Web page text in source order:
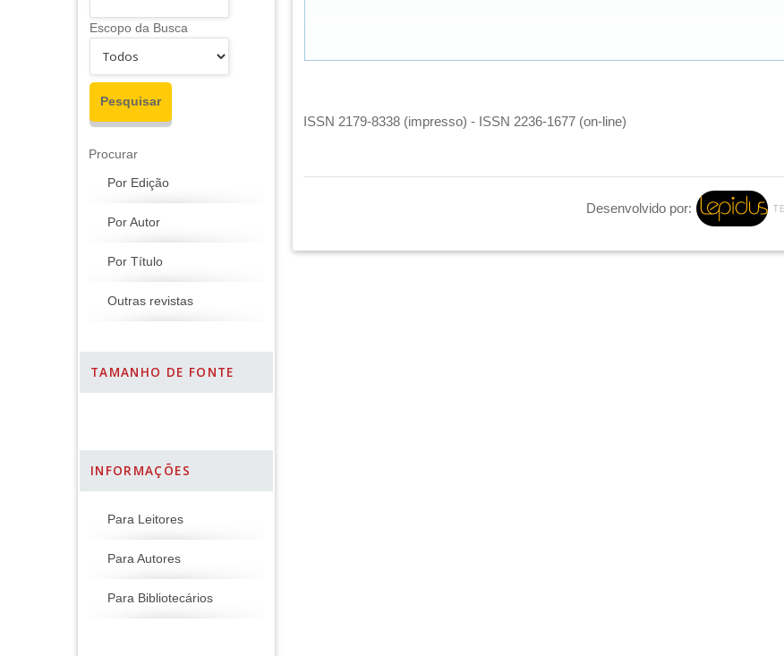
Escopo da Busca
Procurar
Por Edição
Por Autor
Por Título
Outras revistas
TAMANHO DE FONTE
INFORMAÇÕES
Para Leitores
Para Autores
Para Bibliotecários
ISSN 2179-8338 (impresso) - ISSN 2236-1677 (on-line)
Desenvolvido por: